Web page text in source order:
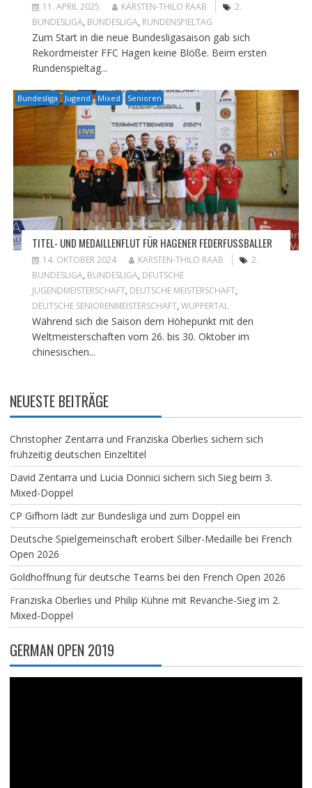
11. APRIL 2025 KARSTEN-THILO RAAB
2.
BUNDESLIGA, BUNDESLIGA, RUNDENSPIELTAG
Zum Start in die neue Bundesligasaison gab sich
Rekordmeister FFC Hagen keine Blöße. Beim ersten
Rundenspieltag...
Bundesliga Jugend Mixed Senioren
TITEL- UND MEDAILLENFLUT FÜR HAGENER FEDERFUSSBALLER
14. OKTOBER 2024 KARSTEN-THILO RAAB
2.
BUNDESLIGA, BUNDESLIGA, DEUTSCHE
JUGENDMEISTERSCHAFT, DEUTSCHE MEISTERSCHAFT,
DEUTSCHE SENIORENMEISTERSCHAFT, WUPPERTAL
Während sich die Saison dem Höhepunkt mit den
Weltmeisterschaften vom 26. bis 30. Oktober im
chinesischen...
NEUESTE BEITRÄGE
Christopher Zentarra und Franziska Oberlies sichern sich
frühzeitig deutschen Einzeltitel
David Zentarra und Lucia Donnici sichern sich Sieg beim 3.
Mixed-Doppel
CP Gifhorn lädt zur Bundesliga und zum Doppel ein
Deutsche Spielgemeinschaft erobert Silber-Medaille bei French
Open 2026
Goldhoffnung für deutsche Teams bei den French Open 2026
Franziska Oberlies und Philip Kühne mit Revanche-Sieg im 2.
Mixed-Doppel
GERMAN OPEN 2019